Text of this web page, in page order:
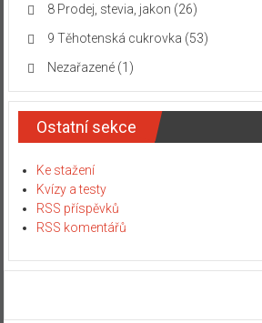
8 Prodej, stevia, jakon (26)
9 Těhotenská cukrovka (53)
Nezařazené(1)
Ostatní sekce
Ke stažení
Kvízy a testy
RSS příspěvků
RSS komentářů